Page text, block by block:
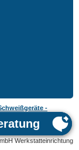
-
Werkstatteinrichtung